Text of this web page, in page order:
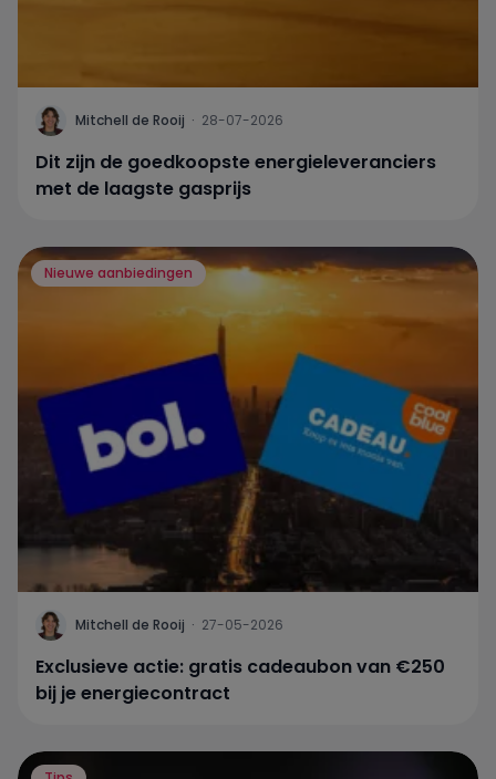
Mitchell de Rooij · 28-07-2026
Dit zijn de goedkoopste energieleveranciers
met de laagste gasprijs
Nieuwe aanbiedingen
Mitchell de Rooij · 27-05-2026
Exclusieve actie: gratis cadeaubon van €250
bij je energiecontract